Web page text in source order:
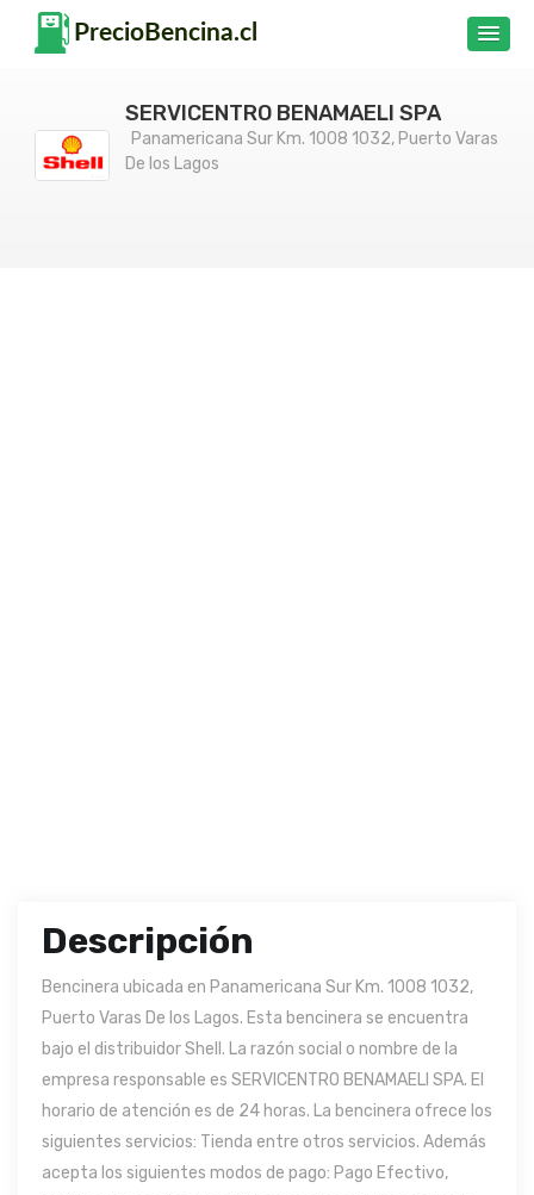
SERVICENTRO BENAMAELI SPA
Panamericana Sur Km. 1008 1032, Puerto Varas
De los Lagos
Descripción
Bencinera ubicada en Panamericana Sur Km. 1008 1032,
Puerto Varas De los Lagos. Esta bencinera se encuentra
bajo el distribuidor Shell. La razón social o nombre de la
empresa responsable es SERVICENTRO BENAMAELI SPA. El
horario de atención es de 24 horas. La bencinera ofrece los
siguientes servicios: Tienda entre otros servicios. Además
acepta los siguientes modos de pago: Pago Efectivo,